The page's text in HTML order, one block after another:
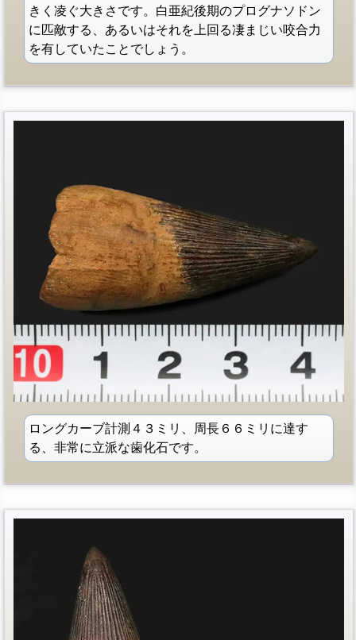
きく凌ぐ大きさです。白亜紀後期のプログナソドン
に匹敵する、あるいはそれを上回る凄まじい咬合力
を有していたことでしょう。
ロングカーブ計測４３ミリ、周長６６ミリに達す
る、非常に立派な歯化石です。